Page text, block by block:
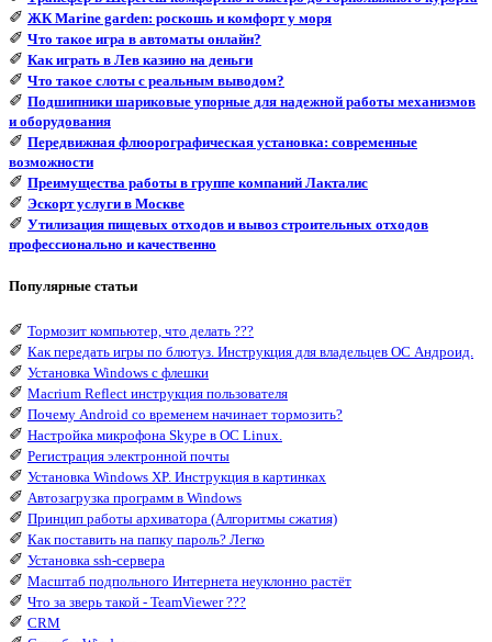
✐ ЖК Marine garden: роскошь и комфорт у моря
✐ Что такое игра в автоматы онлайн?
✐ Как играть в Лев казино на деньги
✐ Что такое слоты с реальным выводом?
✐ Подшипники шариковые упорные для надежной работы механизмов
и оборудования
✐ Передвижная флюорографическая установка: современные
возможности
✐ Преимущества работы в группе компаний Лакталис
✐ Эскорт услуги в Москве
✐ Утилизация пищевых отходов и вывоз строительных отходов
профессионально и качественно
Популярные статьи
✐ Тормозит компьютер, что делать ???
✐ Как передать игры по блютуз. Инструкция для владельцев ОС Андроид.
✐ Установка Windows с флешки
✐ Macrium Reflect инструкция пользователя
✐ Почему Android со временем начинает тормозить?
✐ Настройка микрофона Skype в ОС Linux.
✐ Регистрация электронной почты
✐ Установка Windows XP. Инструкция в картинках
✐ Автозагрузка программ в Windows
✐ Принцип работы архиватора (Алгоритмы сжатия)
✐ Как поставить на папку пароль? Легко
✐ Установка ssh-сервера
✐ Масштаб подпольного Интернета неуклонно растёт
✐ Что за зверь такой - TeamViewer ???
✐ CRM